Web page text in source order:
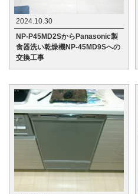
2024.10.30
NP-P45MD2SからPanasonic製
食器洗い乾燥機NP-45MD9Sへの
交換工事